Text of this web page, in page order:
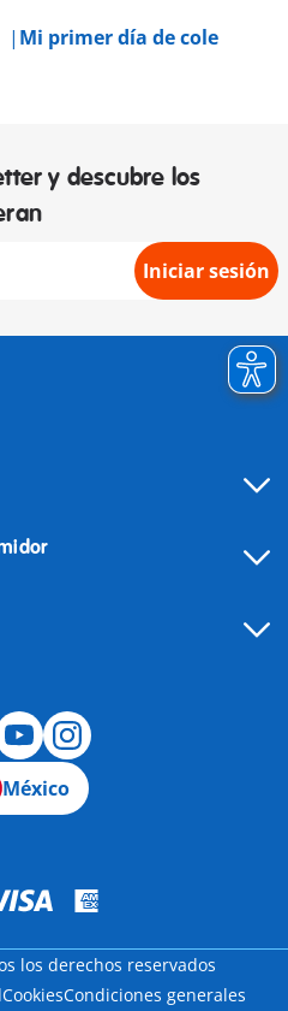
Mi primer día de cole
y descubre los
Iniciar sesión
México
los derechos reservados
CookiesCondiciones generales